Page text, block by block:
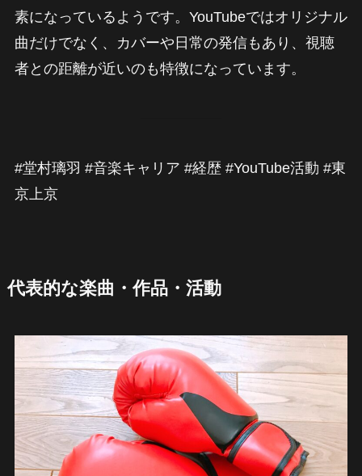
素になっているようです。YouTubeではオリジナル
曲だけでなく、カバーや日常の発信もあり、視聴
者との距離が近いのも特徴になっています。
#堂村璃羽 #音楽キャリア #経歴 #YouTube活動 #東
京上京
代表的な楽曲・作品・活動